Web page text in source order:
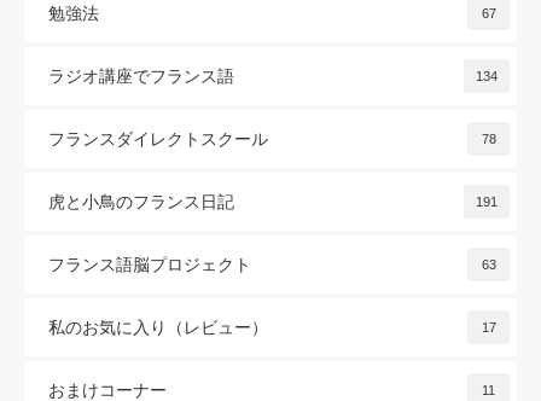
勉強法 67
ラジオ講座でフランス語 134
フランスダイレクトスクール 78
虎と小鳥のフランス日記 191
フランス語脳プロジェクト 63
私のお気に入り（レビュー） 17
おまけコーナー 11